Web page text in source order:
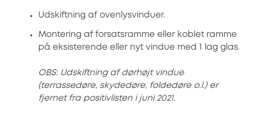
Udskiftning af ovenlysvinduer.
Montering af forsatsramme eller koblet ramme
på eksisterende eller nyt vindue med 1 lag glas.
OBS: Udskiftning af dørhøjt vindue
(terrassedøre, skydedøre, foldedøre o.l.) er
fjernet fra positivlisten i juni 2021.